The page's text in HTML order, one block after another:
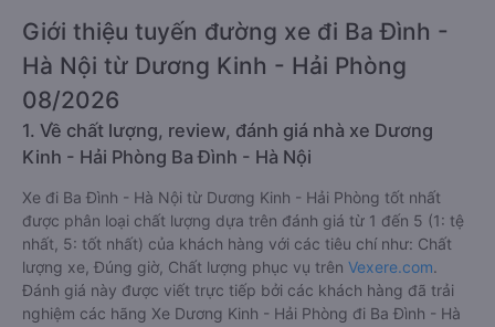
Giới thiệu tuyến đường xe đi Ba Đình -
Hà Nội từ Dương Kinh - Hải Phòng
08/2026
1. Về chất lượng, review, đánh giá nhà xe Dương
Kinh - Hải Phòng Ba Đình - Hà Nội
Xe đi Ba Đình - Hà Nội từ Dương Kinh - Hải Phòng tốt nhất
được phân loại chất lượng dựa trên đánh giá từ 1 đến 5 (1: tệ
nhất, 5: tốt nhất) của khách hàng với các tiêu chí như: Chất
lượng xe, Đúng giờ, Chất lượng phục vụ trên Vexere.com.
Đánh giá này được viết trực tiếp bởi các khách hàng đã trải
nghiệm các hãng Xe Dương Kinh - Hải Phòng đi Ba Đình - Hà